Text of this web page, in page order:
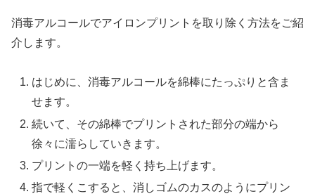
消毒アルコールでアイロンプリントを取り除く方法をご紹
介します。
はじめに、消毒アルコールを綿棒にたっぷりと含ま
せます。
続いて、その綿棒でプリントされた部分の端から
徐々に濡らしていきます。
プリントの一端を軽く持ち上げます。
指で軽くこすると、消しゴムのカスのようにプリン